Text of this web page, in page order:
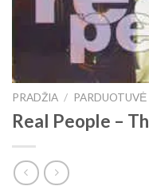
PRADŽIA / PARDUOTUVĖ
Real People ‎–